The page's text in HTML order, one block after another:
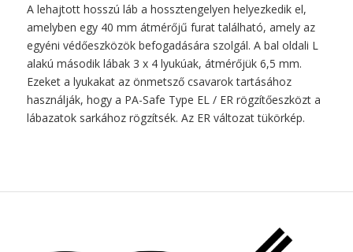
A lehajtott hosszú láb a hossztengelyen helyezkedik el,
amelyben egy 40 mm átmérőjű furat található, amely az
egyéni védőeszközök befogadására szolgál. A bal oldali L
alakú második lábak 3 x 4 lyukúak, átmérőjük 6,5 mm.
Ezeket a lyukakat az önmetsző csavarok tartásához
használják, hogy a PA-Safe Type EL / ER rögzítőeszközt a
lábazatok sarkához rögzítsék. Az ER változat tükörkép.